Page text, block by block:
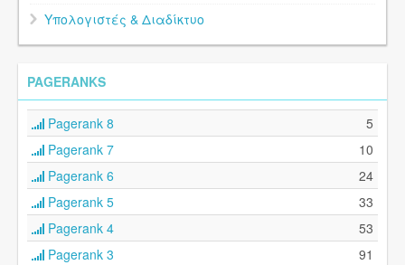
Υπολογιστές & Διαδίκτυο
PAGERANKS
Pagerank 8
5
Pagerank 7
10
Pagerank 6
24
Pagerank 5
33
Pagerank 4
53
Pagerank 3
91